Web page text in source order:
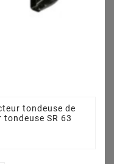
tondeuse de
SR 63